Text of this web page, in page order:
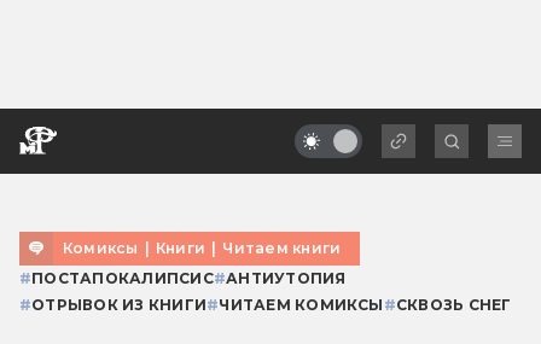
Комиксы | Книги | Читаем книги
#ПОСТАПОКАЛИПСИС#АНТИУТОПИЯ
#ОТРЫВОК ИЗ КНИГИ#ЧИТАЕМ КОМИКСЫ #СКВОЗЬ СНЕГ